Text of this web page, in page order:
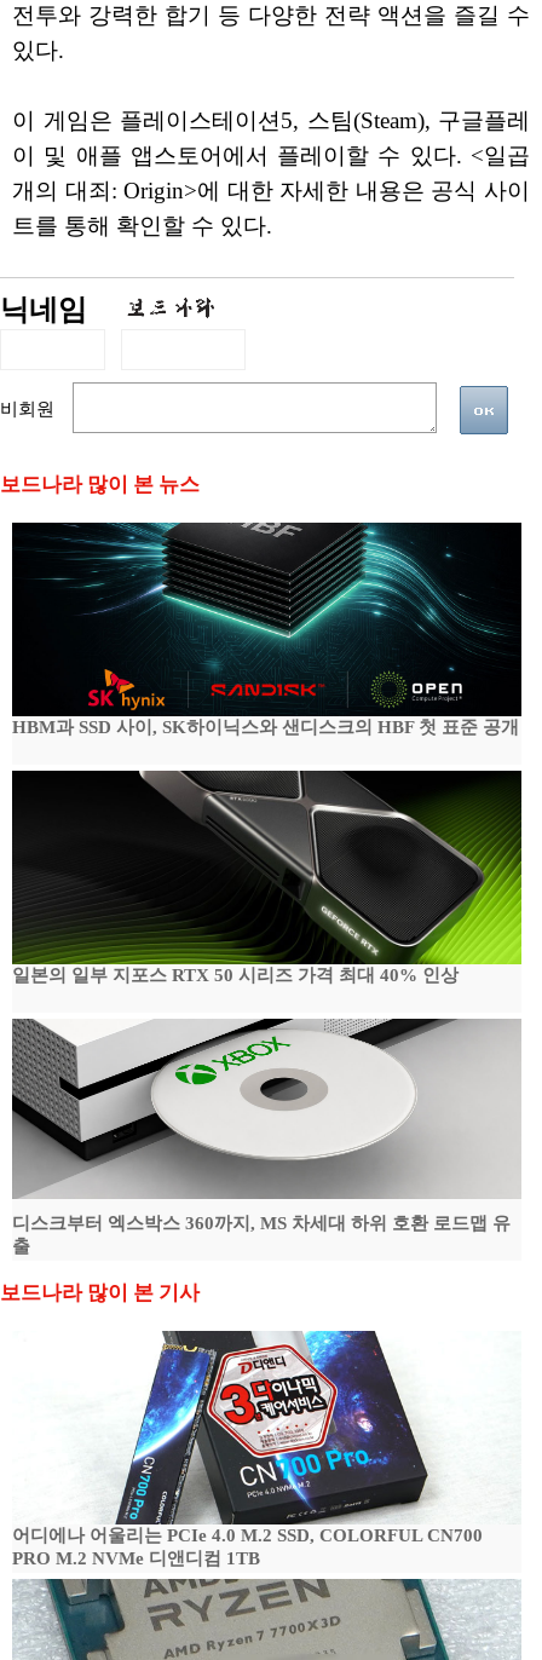
전투와 강력한 합기 등 다양한 전략 액션을 즐길 수
있다.
이 게임은 플레이스테이션5, 스팀(Steam), 구글플레
이 및 애플 앱스토어에서 플레이할 수 있다. <일곱
개의 대죄: Origin>에 대한 자세한 내용은 공식 사이
트를 통해 확인할 수 있다.
닉네임
비회원
보드나라 많이 본 뉴스
HBM과 SSD 사이, SK하이닉스와 샌디스크의 HBF 첫 표준 공개
일본의 일부 지포스 RTX 50 시리즈 가격 최대 40% 인상
디스크부터 엑스박스 360까지, MS 차세대 하위 호환 로드맵 유
출
보드나라 많이 본 기사
어디에나 어울리는 PCIe 4.0 M.2 SSD, COLORFUL CN700
PRO M.2 NVMe 디앤디컴 1TB